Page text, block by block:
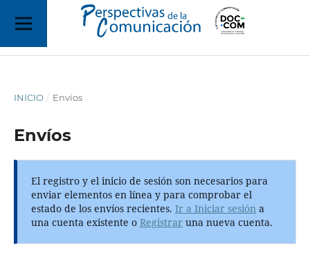
INICIO / Envíos
Envíos
El registro y el inicio de sesión son necesarios para
enviar elementos en línea y para comprobar el
estado de los envíos recientes. Ir a Iniciar sesióna
una cuenta existente o Registrar una nueva cuenta.